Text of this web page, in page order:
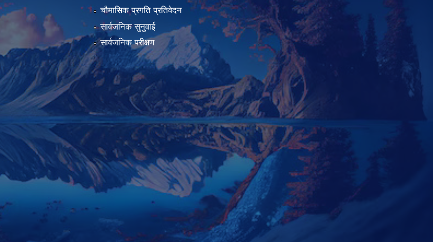
चौमासिक प्रगति प्रतिवेदन
सार्वजनिक सुनुवाई
सार्वजनिक परीक्षण